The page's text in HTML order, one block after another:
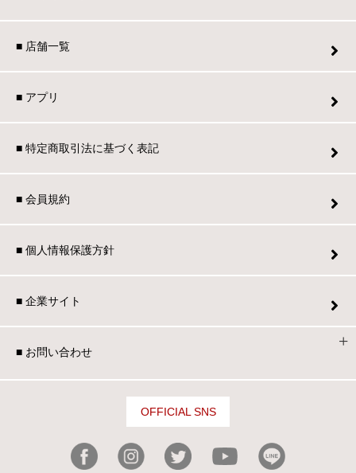
■ 店舗一覧
■ アプリ
■ 特定商取引法に基づく表記
■ 会員規約
■ 個人情報保護方針
■ 企業サイト
■ お問い合わせ
OFFICIAL SNS